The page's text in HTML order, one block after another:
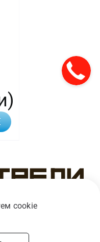
cookie